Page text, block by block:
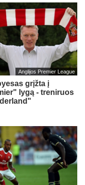
Anglijos Premier League
grįžta į
lygą - treniruos